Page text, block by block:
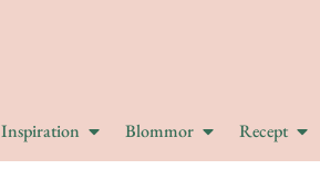
Inspiration Blommor Recept